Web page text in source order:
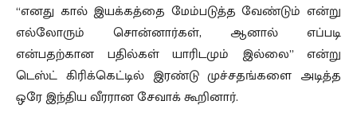
“எனது கால் இயக்கத்தை மேம்படுத்த வேண்டும் என்று
எல்லோரும் சொன்னார்கள், ஆனால் எப்படி
என்பதற்கான பதில்கள் யாரிடமும் இல்லை” என்று
டெஸ்ட் கிரிக்கெட்டில் இரண்டு முச்சதங்களை அடித்த
ஒரே இந்திய வீரரான சேவாக் கூறினார்.